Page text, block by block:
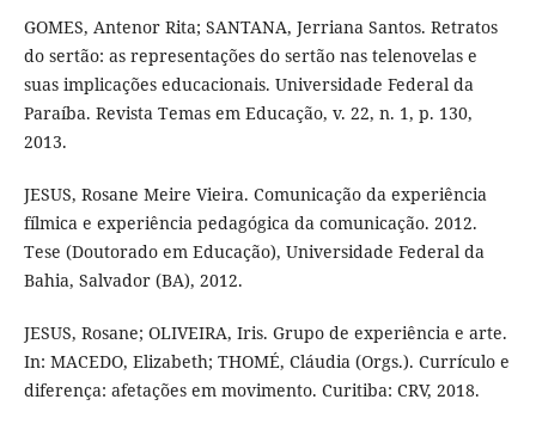
GOMES, Antenor Rita; SANTANA, Jerriana Santos. Retratos
do sertão: as representações do sertão nas telenovelas e
suas implicações educacionais. Universidade Federal da
Paraíba. Revista Temas em Educação, v. 22, n. 1, p. 130,
2013.
JESUS, Rosane Meire Vieira. Comunicação da experiência
fílmica e experiência pedagógica da comunicação. 2012.
Tese (Doutorado em Educação), Universidade Federal da
Bahia, Salvador (BA), 2012.
JESUS, Rosane; OLIVEIRA, Iris. Grupo de experiência e arte.
In: MACEDO, Elizabeth; THOMÉ, Cláudia (Orgs.). Currículo e
diferença: afetações em movimento. Curitiba: CRV, 2018.